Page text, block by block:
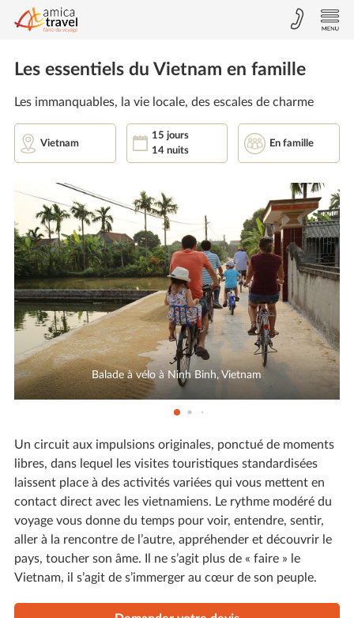
Les essentiels du Vietnam en famille
Les immanquables, la vie locale, des escales de charme
Vietnam
15 jours
14 nuits
En famille
Balade à vélo à Ninh Binh, Vietnam
Un circuit aux impulsions originales, ponctué de moments
libres, dans lequel les visites touristiques standardisées
laissent place à des activités variées qui vous mettent en
contact direct avec les vietnamiens. Le rythme modéré du
voyage vous donne du temps pour voir, entendre, sentir,
aller à la rencontre de l’autre, appréhender et découvrir le
pays, toucher son âme. Il ne s’agit plus de « faire » le
Vietnam, il s’agit de s’immerger au cœur de son peuple.